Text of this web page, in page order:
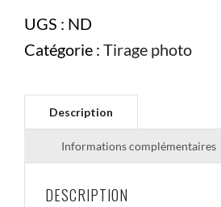
DE
UGS : ND
Catégorie : Tirage photo
DESCRIPTION